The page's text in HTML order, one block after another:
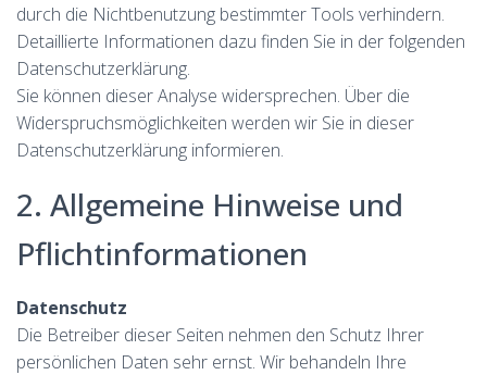
durch die Nichtbenutzung bestimmter Tools verhindern.
Detaillierte Informationen dazu finden Sie in der folgenden
Datenschutzerklärung.
Sie können dieser Analyse widersprechen. Über die
Widerspruchsmöglichkeiten werden wir Sie in dieser
Datenschutzerklärung informieren.
2. Allgemeine Hinweise und
Pflichtinformationen
Datenschutz
Die Betreiber dieser Seiten nehmen den Schutz Ihrer
persönlichen Daten sehr ernst. Wir behandeln Ihre